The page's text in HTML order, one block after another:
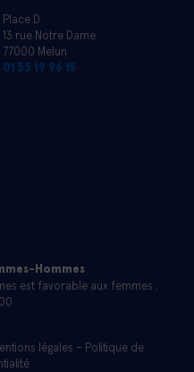
Place D
13 rue Notre Dame
77000 Melun
01 53 19 96 15
légales – Politique de
Hommes
est favorable aux femmes :